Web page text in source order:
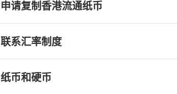
申请复制香港流通纸币
联系汇率制度
纸币和硬币